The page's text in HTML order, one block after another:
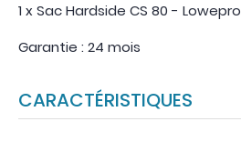
1 x Sac Hardside CS 80 - Lowepro
Garantie : 24 mois
CARACTÉRISTIQUES